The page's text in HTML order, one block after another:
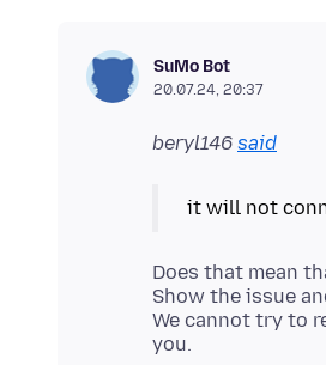
SuMo Bot
20.07.24, 20:37
beryl146 said
Does that mean
Show the issue
We cannot try to